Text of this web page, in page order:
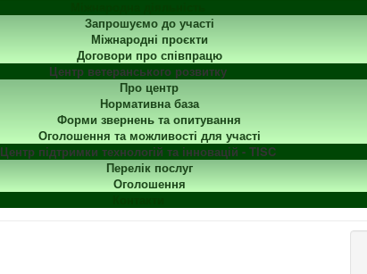
Запрошуємо до участі
Міжнародні проєкти
Договори про співпрацю
Центр ветеранського розвитку
Про центр
Нормативна база
Форми звернень та опитування
Оголошення та можливості для участі
Центр підтримки технологій та інновацій - TISC
Перелік послуг
Оголошення